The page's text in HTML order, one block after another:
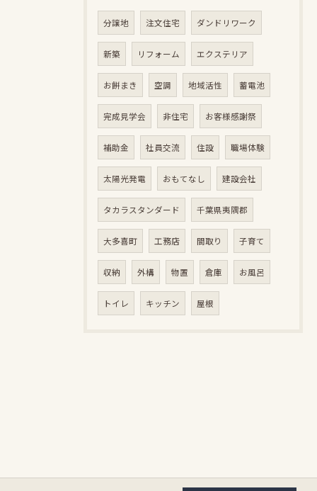
分譲地 注文住宅 ダンドリワーク
新築 リフォーム エクステリア
お餅まき 空調 地域活性 蓄電池
完成見学会 非住宅 お客様感謝祭
補助金 社員交流 住設 職場体験
太陽光発電 おもてなし 建設会社
タカラスタンダード 千葉県夷隅郡
大多喜町 工務店 間取り 子育て
収納 外構 物置 倉庫 お風呂
トイレ キッチン 屋根